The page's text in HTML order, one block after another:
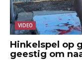
VIDEO
Hinkelspel op
geestig om